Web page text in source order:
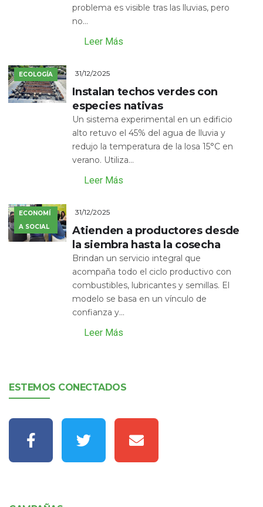
problema es visible tras las lluvias, pero
no...
Leer Más
ECOLOGÍA 31/12/2025
Instalan techos verdes con
especies nativas
Un sistema experimental en un edificio
alto retuvo el 45% del agua de lluvia y
redujo la temperatura de la losa 15°C en
verano. Utiliza...
Leer Más
ECONOMÍ
A SOCIAL
31/12/2025
Atienden a productores desde
la siembra hasta la cosecha
Brindan un servicio integral que
acompaña todo el ciclo productivo con
combustibles, lubricantes y semillas. El
modelo se basa en un vínculo de
confianza y...
Leer Más
ESTEMOS CONECTADOS